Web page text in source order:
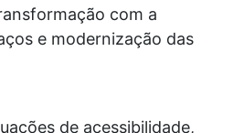
com a
e modernização das
de acessibilidade,